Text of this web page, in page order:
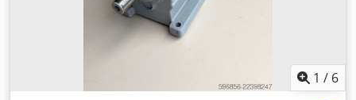
momentas: 39 Nm Konstrukcija: B5/A Apsaugos laipsnis:
IP54 Izoliacijos klasė: B Svoris: 13,69 kg
1 / 6